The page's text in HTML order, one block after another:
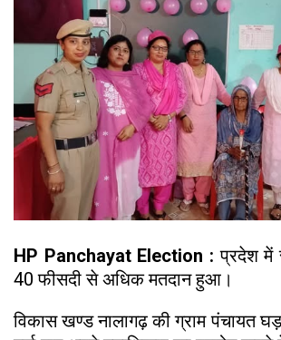
HP Panchayat Election :प्रदेश
40 फीसदी से अधिक मतदान हुआ।
विकास खण्ड नालागढ़ की ग्राम पंचायत